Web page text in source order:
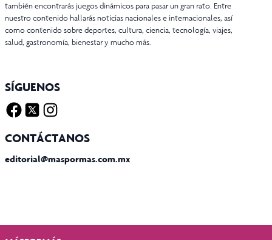
también encontrarás juegos dinámicos para pasar un gran rato. Entre
nuestro contenido hallarás noticias nacionales e internacionales, así
como contenido sobre deportes, cultura, ciencia, tecnología, viajes,
salud, gastronomía, bienestar y mucho más.
SÍGUENOS
CONTÁCTANOS
editorial@maspormas.com.mx